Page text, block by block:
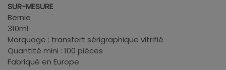
SUR-MESURE
Bernie
310ml
Marquage : transfert sérigraphique vitrifié
Quantité mini : 100 pièces
Fabriqué en Europe